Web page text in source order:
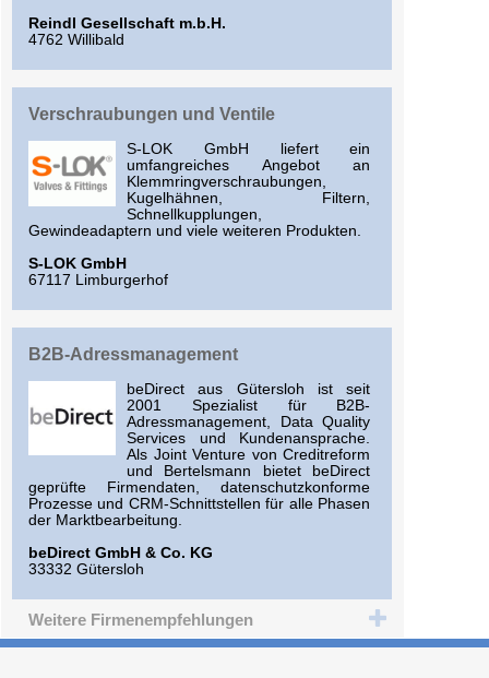
Reindl Gesellschaft m.b.H.
4762 Willibald
Verschraubungen und Ventile
S-LOK GmbH liefert ein
umfangreiches Angebot an
Klemmringverschraubungen,
Kugelhähnen, Filtern,
Schnellkupplungen,
Gewindeadaptern und viele weiteren Produkten.
S-LOK GmbH
67117 Limburgerhof
B2B-Adressmanagement
beDirect aus Gütersloh ist seit
2001 Spezialist für B2B-
Adressmanagement, Data Quality
Services und Kundenansprache.
Als Joint Venture von Creditreform
und Bertelsmann bietet beDirect
geprüfte Firmendaten, datenschutzkonforme
Prozesse und CRM-Schnittstellen für alle Phasen
der Marktbearbeitung.
beDirect GmbH & Co. KG
33332 Gütersloh
Weitere Firmenempfehlungen